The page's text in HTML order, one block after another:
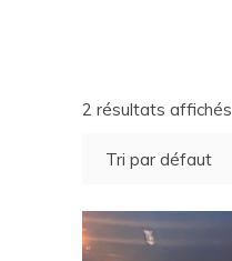
2 résultats affichés
Tri par défaut